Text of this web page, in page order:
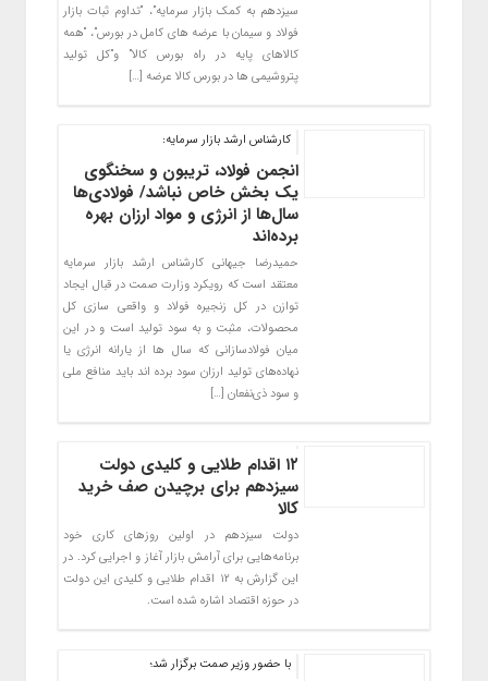
سیزدهم به کمک بازار سرمایه”، “تداوم ثبات بازار
فولاد و سیمان با عرضه های کامل در بورس”، “همه
کالاهای پایه در راه بورس کالا” و”کل تولید
پتروشیمی ها در بورس کالا عرضه […]
کارشناس ارشد بازار سرمایه:
انجمن فولاد، تریبون و سخنگوی
یک بخش خاص نباشد/ فولادی‌ها
سال‌ها از انرژی و مواد ارزان بهره
برده‌اند
حمیدرضا جیهانی کارشناس ارشد بازار سرمایه
معتقد است که رویکرد وزارت صمت در قبال ایجاد
توازن در کل زنجیره فولاد و واقعی سازی کل
محصولات، مثبت و به سود تولید است و در این
میان فولادسازانی که سال ها از یارانه انرژی یا
نهاده‌های تولید ارزان سود برده اند باید منافع ملی
و سود ذی‌نفعان […]
۱۲ اقدام طلایی و کلیدی دولت
سیزدهم برای برچیدن صف خرید
کالا
دولت سیزدهم در اولین روزهای کاری خود
برنامه‌هایی برای آرامش بازار آغاز و اجرایی کرد. در
این گزارش به ۱۲ اقدام طلایی و کلیدی این دولت
در حوزه اقتصاد اشاره شده است.
با حضور وزیر صمت برگزار شد؛